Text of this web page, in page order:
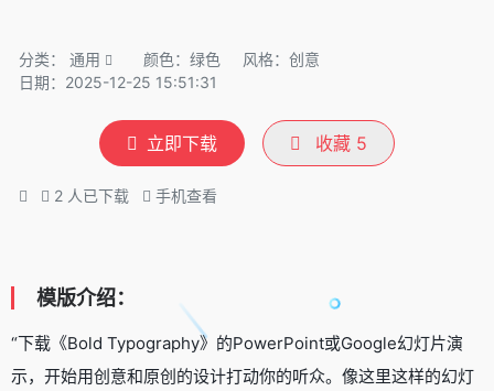
分类： 通用 颜色：绿色
风格：创意
日期：2025-12-25 15:51:31
立即下载 收藏 5
2 人已下载 手机查看
模版介绍：
“下载《Bold Typography》的PowerPoint或Google幻灯片演
示，开始用创意和原创的设计打动你的听众。像这里这样的幻灯